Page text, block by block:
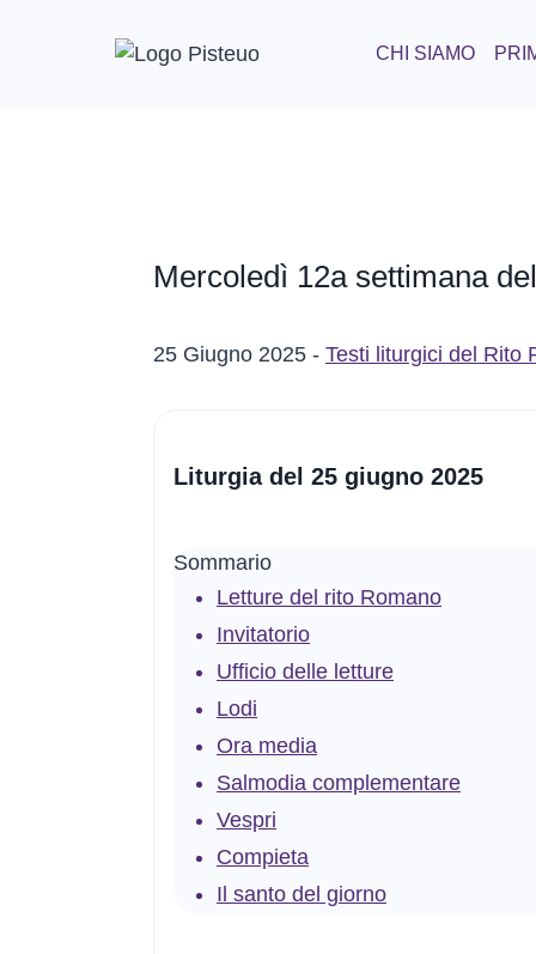
CHI SIAMO
Mercoledì 12a settimana
25 Giugno 2025 - Testi liturgici del Rito
Liturgia del 25 giugno 2025
Sommario
Letture del rito Romano
Invitatorio
Ufficio delle letture
Lodi
Ora media
Salmodia complementare
Vespri
Compieta
Il santo del giorno